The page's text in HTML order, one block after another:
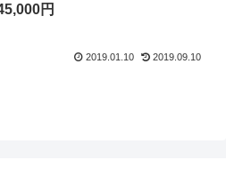
円
2019.01.10 2019.09.10